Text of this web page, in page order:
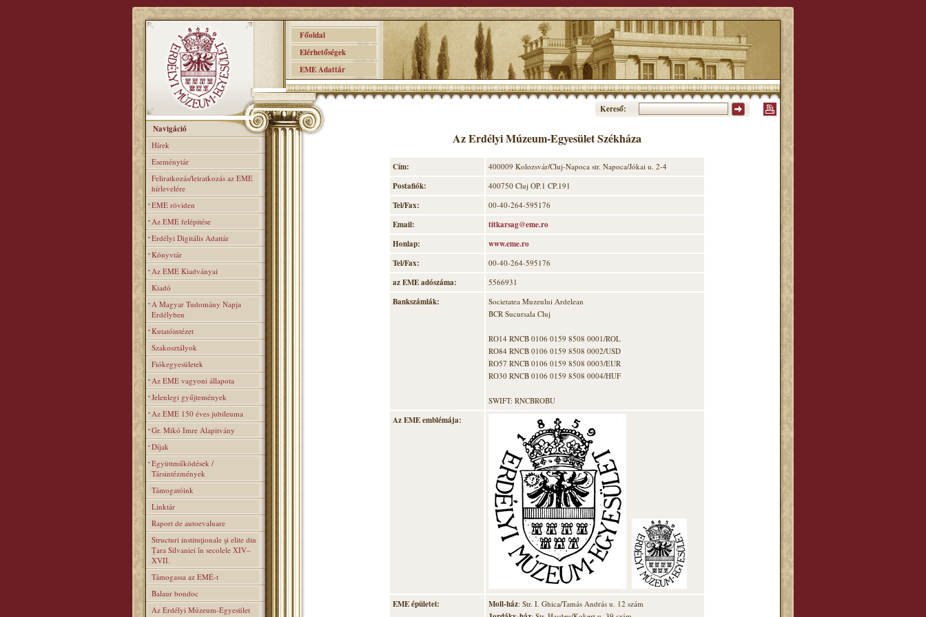
Főoldal
Elérhetőségek
EME Adattár
Kereső:
Navigáció
Hírek
Eseménytár
Feliratkozás/leiratkozás az EME
hírlevelére
EME röviden
Az EME felépitése
Erdélyi Digitális Adattár
Könyvtár
Az EME Kiadványai
Kiadó
A Magyar Tudomány Napja
Erdélyben
Kutatóintézet
Szakosztályok
Fiókegyesületek
Az EME vagyoni állapota
Jelenlegi gyűjtemények
Az EME 150 éves jubileuma
Gr. Mikó Imre Alapitvány
Díjak
Együttműködések /
Társintézmények
Támogatóink
Linktár
Raport de autoevaluare
Structuri instituţionale şi elite din
Ţara Silvaniei în secolele XIV–
XVII.
Támogassa az EMÉ-t
Balaur bondoc
Az Erdélyi Múzeum-Egyesület
Az Erdélyi Múzeum-Egyesület Székháza
Cím: 400009 Kolozsvár/Cluj-Napoca str. Napoca/Jókai u. 2-4
Postafiók: 400750 Cluj OP.1 CP.191
Tel/Fax: 00-40-264-595176
Email:
titkarsag@eme.ro
Honlap:
www.eme.ro
Tel/Fax:
00-40-264-595176
az EME adószáma: 5566931
Bankszámlák:
Societatea Muzeului Ardelean
BCR Sucursala Cluj
RO14 RNCB 0106 0159 8508 0001/ROL
RO84 RNCB 0106 0159 8508 0002/USD
RO57 RNCB 0106 0159 8508 0003/EUR
RO30 RNCB 0106 0159 8508 0004/HUF
SWIFT: RNCBROBU
Az EME emblémája:
EME épületei: Moll-ház: Str. I. Ghica/Tamás András u. 12 szám